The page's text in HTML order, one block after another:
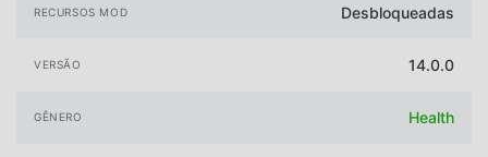
RECURSOS MOD Desbloqueadas
VERSÃO 14.0.0
GÊNERO Health